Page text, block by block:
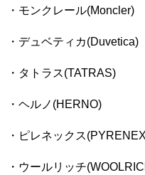
・モンクレール(Moncler)
・デュベティカ(Duvetica)
・タトラス(TATRAS)
・ヘルノ(HERNO)
・ピレネックス
・ウールリッチ